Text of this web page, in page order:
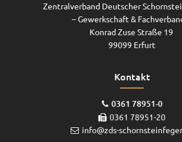
Zentralverband Deutscher
– Gewerkschaft &
Konrad Zuse Straße 19
99099 Erfurt
Kontakt
0361 78951-0
0361 78951-20
info@zds-